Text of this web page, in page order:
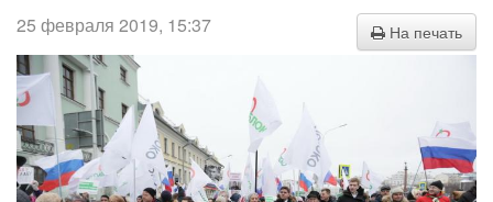
На печать
25 февраля 2019, 15:37